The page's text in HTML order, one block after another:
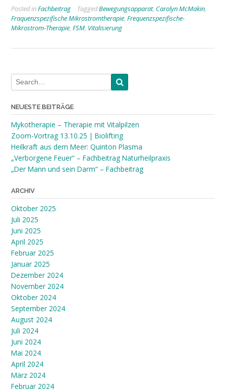
Posted inFachbeitrag TaggedBewegungsapparat, Carolyn McMakin,
Fraquenzspezifische Mikrostromtherapie, Frequenzspezifische-
Mikrostrom-Therapie, FSM, Vitalisierung
NEUESTE BEITRÄGE
Mykotherapie – Therapie mit Vitalpilzen
Zoom-Vortrag 13.10.25 | Biolifting
Heilkraft aus dem Meer: Quinton Plasma
„Verborgene Feuer“ – Fachbeitrag Naturheilpraxis
„Der Mann und sein Darm“ – Fachbeitrag
ARCHIV
Oktober 2025
Juli 2025
Juni 2025
April 2025
Februar 2025
Januar 2025
Dezember 2024
November 2024
Oktober 2024
September 2024
August 2024
Juli 2024
Juni 2024
Mai 2024
April 2024
März 2024
Februar 2024